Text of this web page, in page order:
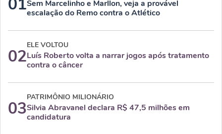
Sem Marcelinho e Marllon, veja a provável
escalação do Remo contra o Atlético
02
ELE VOLTOU
Luís Roberto volta a narrar jogos após tratamento
contra o câncer
03
PATRIMÔNIO MILIONÁRIO
Silvia Abravanel declara R$ 47,5 milhões em
candidatura